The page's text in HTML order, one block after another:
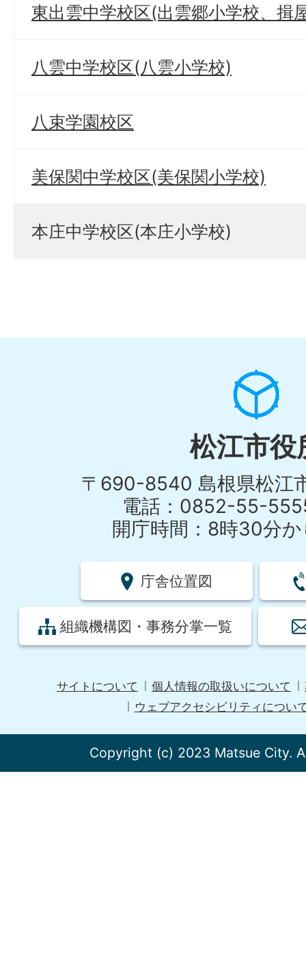
東出雲中学校区(出雲郷小学校、揖
八雲中学校区(八雲小学校)
八束学園校区
美保関中学校区(美保関小学校)
本庄中学校区(本庄小学校)
松江市役
〒690-8540 島根県松江
電話：0852-55-
開庁時間：8時30分か
庁舎位置図
組織機構図・事務分掌一覧
サイトについて 個人情報の取扱いについて
ウェブアクセシビリティについ
Copyright (c) 2023 Matsue City.